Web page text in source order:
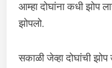
आम्हा दोघांना कधी झोप
झोपलो.
सकाळी जेव्हा दोघांची